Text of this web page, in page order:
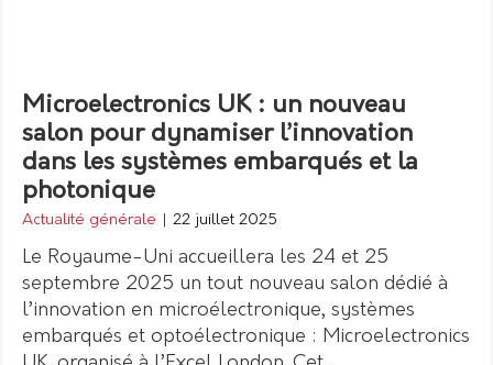
Microelectronics UK : un nouveau
salon pour dynamiser l’innovation
dans les systèmes embarqués et la
photonique
Actualité générale 22 juillet 2025
Le Royaume-Uni accueillera les 24 et 25
septembre 2025 un tout nouveau salon dédié à
l’innovation en microélectronique, systèmes
embarqués et optoélectronique : Microelectronics